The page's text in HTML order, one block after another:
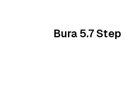
Bura 5.7 Step